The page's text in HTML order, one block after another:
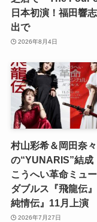
日本初演！福田響
出で
2026年8月4日
村山彩希＆岡田奈々
の“YUNARIS”結成
こうへい革命ミュ
ダブルス『飛龍伝
純情伝』11月上演
2026年7月27日